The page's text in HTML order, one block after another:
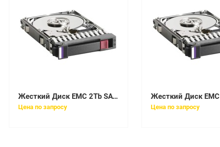
Жесткий Диск EMC 2Tb SATAIII 3,5" (005049025)
Цена по запросу Цена по запросу